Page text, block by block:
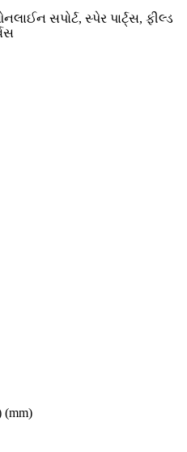
સપોર્ટ, સ્પેર પાર્ટ્સ, ફીલ્ડ
(mm)